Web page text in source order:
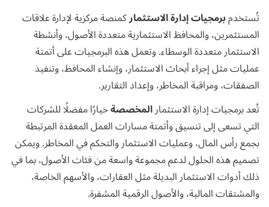
تُستخدمبرمجيات إدارة الاستثماركمنصة مركزية لإدارة علاقات
المستثمرين، والمحافظ الاستثمارية متعددة الأصول، وأنشطة
الاستثمار متعددة الوسطاء. وتعمل هذه البرمجيات على أتمتة
عمليات مثل إجراء أبحاث الاستثمار، وإنشاء المحافظ، وتنفيذ
الصفقات، ومراقبة المخاطر، وإعداد التقارير.
تُعد برمجيات إدارة الاستثمارالمخصصةخيارًا مفضلًا للشركات
التي تسعى إلى تنسيق وأتمتة مسارات العمل المعقدة المرتبطة
بجمع رأس المال، وعمليات الاستثمار والتحكم في المخاطر. ويمكن
تصميم هذه الحلول لدعم مجموعة واسعة من فئات الأصول، بما في
ذلك أدوات الاستثمار البديلة مثل العقارات، والأسهم الخاصة،
والمشتقات المالية، والأصول الرقمية المشفرة.